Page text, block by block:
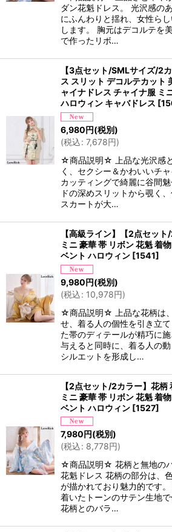
ダン花魁ドレス。 光沢感の
にふんわりと揺れ、女性ら
します。 胸元はデコルテを
で作ったリボ…
【3点セット/SMLサイズ/2
ス スリット デコルテカット
ャイナドレス チャイナ服 ミ
ハロウィン キャバドレス [
6,980円(税別)
(税込: 7,678円)
☆商品説明☆ 上品な光沢感
く、セクシー＆かわいいチ
カッティングで綺麗に谷間
ドの深めスリットから覗く
スカートが大…
【高級ライン】【2点セッ
ミニ 豪華 帯 リボン 花魁 着
ベント ハロウィン [1541]
9,980円(税別)
(税込: 10,978円)
☆商品説明☆ 上品な花柄は
せ、着る人の個性を引き立
た帯のディテールが精巧に
与えると同時に、着る人の
シルエットを形成し…
【2点セット/2カラー】花柄
ミニ 豪華 帯 リボン 花魁 着
ベント ハロウィン [1527]
7,980円(税別)
(税込: 8,778円)
☆商品説明☆ 花柄と無地の
花魁ドレス 花柄の部分は、
が描かれており魅力的です
着いたトーンのサテン生地で
花柄とのバラ…